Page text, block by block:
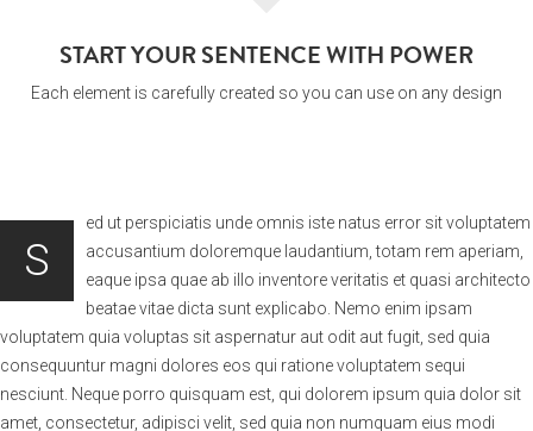
START YOUR SENTENCE WITH POWER
Each element is carefully created so you can use on any design
S
ed ut perspiciatis unde omnis iste natus error sit voluptatem
accusantium doloremque laudantium, totam rem aperiam,
eaque ipsa quae ab illo inventore veritatis et quasi architecto
beatae vitae dicta sunt explicabo. Nemo enim ipsam
voluptatem quia voluptas sit aspernatur aut odit aut fugit, sed quia
consequuntur magni dolores eos qui ratione voluptatem sequi
nesciunt. Neque porro quisquam est, qui dolorem ipsum quia dolor sit
amet, consectetur, adipisci velit, sed quia non numquam eius modi